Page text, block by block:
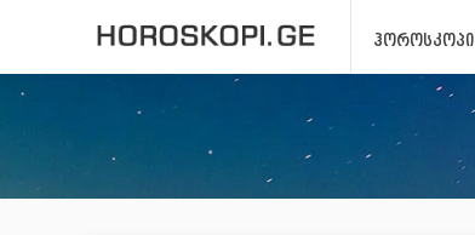
ᲰᲝᲠᲝᲡᲙᲝᲞᲘ